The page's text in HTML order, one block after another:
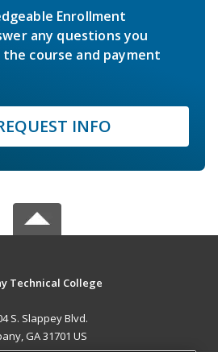
Enrollment
any questions you
course and payment
INFO
Technical College
S. Slappey Blvd.
GA 31701 US